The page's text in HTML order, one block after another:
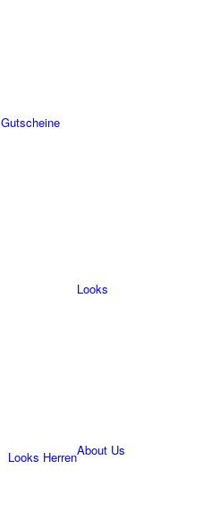
Gutscheine
Looks
Looks HerrenAbout Us